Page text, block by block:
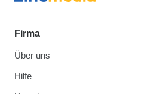
Firma
Über uns
Hilfe